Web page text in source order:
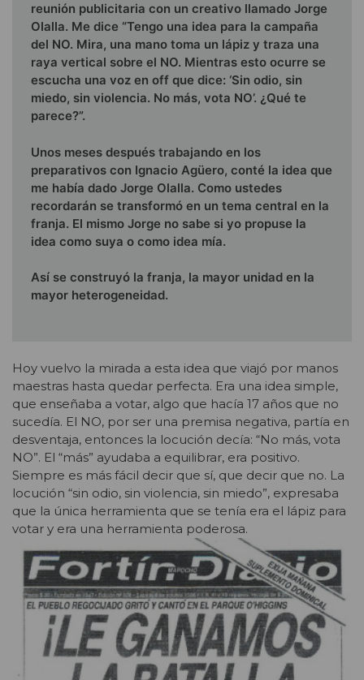
reunión publicitaria con un creativo llamado Jorge
Olalla. Me dice “Tengo una idea para la campaña
del NO. Mira, una mano toma un lápiz y traza una
raya vertical sobre el NO. Mientras esto ocurre se
escucha una voz en off que dice: ‘Sin odio, sin
miedo, sin violencia. No más, vota NO’. ¿Qué te
parece?”.
Unos meses después trabajando en los
preparativos con Ignacio Agüero, conté la idea que
me había dado Jorge Olalla. Como ustedes
recordarán se transformó en un tema central en la
franja. El mismo Jorge no sabe si yo propuse la
idea como suya o como idea mía.
Así se construyó la franja, la mayor unidad en la
mayor heterogeneidad.
Hoy vuelvo la mirada a esta idea que viajó por manos
maestras hasta quedar perfecta. Era una idea simple,
que enseñaba a votar, algo que hacía 17 años que no
sucedía. El NO, por ser una premisa negativa, partía en
desventaja, entonces la locución decía: “No más, vota
NO”. El “más” ayudaba a equilibrar, era positivo.
Siempre es más fácil decir que sí, que decir que no. La
locución “sin odio, sin violencia, sin miedo”, expresaba
que la única herramienta que se tenía era el lápiz para
votar y era una herramienta poderosa.